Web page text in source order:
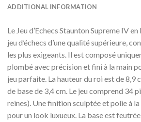
ADDITIONAL INFORMATION
Le Jeu d’Echecs Staunton Supreme IV
jeu d’échecs d’une qualité supérieure,
les plus exigeants. Il est composé
plombé avec précision et fini à la main
jeu parfaite. La hauteur du roi est de 8,9
de base de 3,4 cm. Le jeu comprend 34
reines). Une finition sculptée et polie à
pour un look luxueux. La base est